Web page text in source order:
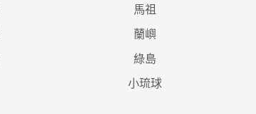
馬祖
蘭嶼
綠島
小琉球